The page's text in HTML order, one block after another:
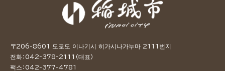
〒206-8601 도쿄도 이나기시 히가시나가누마 2111번지
전화：042-378-2111（대표）
팩스：042-377-4781